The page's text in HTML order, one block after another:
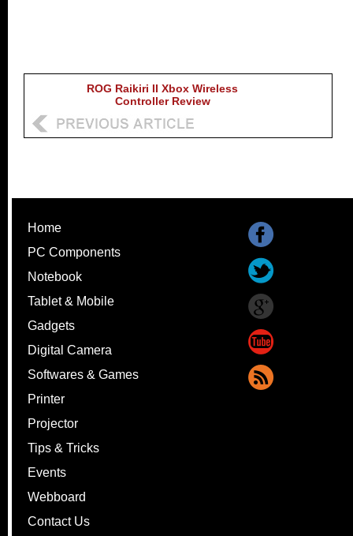
ROG Raikiri II Xbox Wireless
Controller Review
Home
PC Components
Notebook
Tablet & Mobile
Gadgets
Digital Camera
Softwares & Games
Printer
Projector
Tips & Tricks
Events
Webboard
Contact Us